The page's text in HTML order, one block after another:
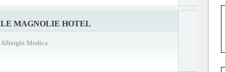
LE MAGNOLIE HOTEL
Alberghi Modica